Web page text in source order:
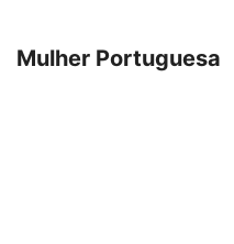
Mulher Portuguesa